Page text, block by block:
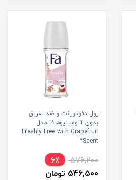
رول دئودورانت و ضد تعریق
بدون آلومینیوم فا مدل
Freshly Free with Grapefruit
Scent^
576,200
6٪
546,500 تومان